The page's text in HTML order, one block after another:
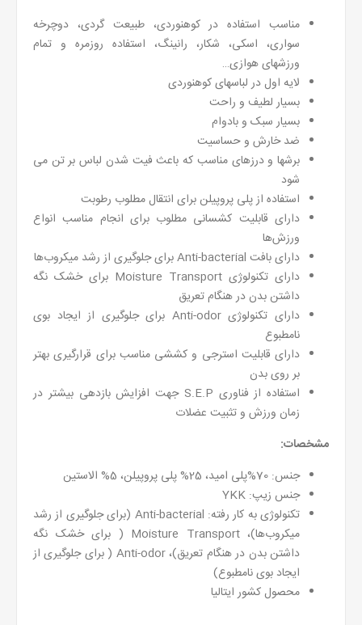
مناسب استفاده در کوهنوردی، طبیعت گردی، دوچرخه
سواری، اسکی، شکار، رانینگ، استفاده روزمره و تمام
ورزشهای هوازی…
لایه اول در لباسهای کوهنوردی
بسیار لطیف و راحت
بسیار سبک و بادوام
ضد خارش و حساسیت
برشها و درزهای مناسب که باعث فیت شدن لباس بر تن می
شود
استفاده از پلی پروپیلن برای انتقال مطلوب رطوبت
دارای قابلیت کشسانی مطلوب برای انجام مناسب انواع
ورزش‌ها
دارای بافت Anti-bacterial برای جلوگیری از رشد میکروب‌ها
دارای تکنولوژی Moisture Transport برای خشک نگه
داشتن بدن در هنگام تعریق
دارای تکنولوژی Anti-odor برای جلوگیری از ایجاد بوی
نامطبوع
دارای قابلیت استرجی و کششی مناسب برای قرارگیری بهتر
بر روی بدن
استفاده از فناوری S.E.P جهت افزایش بازدهی بیشتر در
زمان ورزش و تثبیت عضلات
مشخصات:
جنس: 70%پلی امید، 25% پلی پروپیلن، 5% الاستین
جنس زیپ: YKK
تکنولوژی به کار رفته: Anti-bacterial (برای جلوگیری از رشد
میکروب‌ها)، Moisture Transport ( برای خشک نگه
داشتن بدن در هنگام تعریق)، Anti-odor ( برای جلوگیری از
ایجاد بوی نامطبوع)
محصول کشور ایتالیا